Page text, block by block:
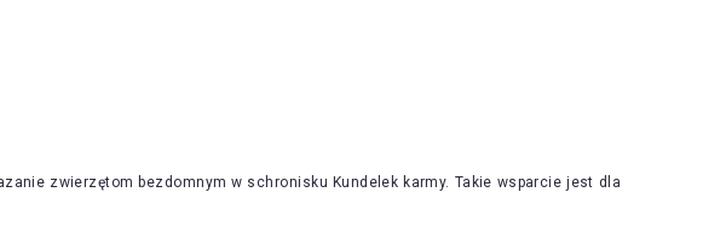
zwierzętom bezdomnym w schronisku Kundelek karmy. Takie wsparcie jest dla